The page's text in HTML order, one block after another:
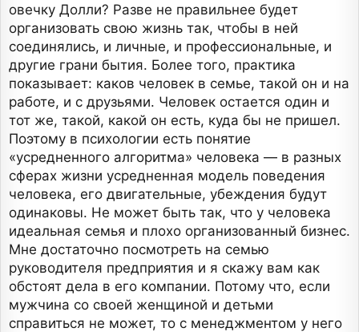
овечку Долли? Разве не правильнее будет
организовать свою жизнь так, чтобы в ней
соединялись, и личные, и профессиональные, и
другие грани бытия. Более того, практика
показывает: каков человек в семье, такой он и на
работе, и с друзьями. Человек остается один и
тот же, такой, какой он есть, куда бы не пришел.
Поэтому в психологии есть понятие
«усредненного алгоритма» человека — в разных
сферах жизни усредненная модель поведения
человека, его двигательные, убеждения будут
одинаковы. Не может быть так, что у человека
идеальная семья и плохо организованный бизнес.
Мне достаточно посмотреть на семью
руководителя предприятия и я скажу вам как
обстоят дела в его компании. Потому что, если
мужчина со своей женщиной и детьми
справиться не может, то с менеджментом у него